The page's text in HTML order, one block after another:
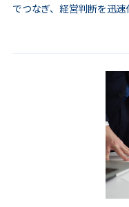
でつなぎ、経営判断を迅速